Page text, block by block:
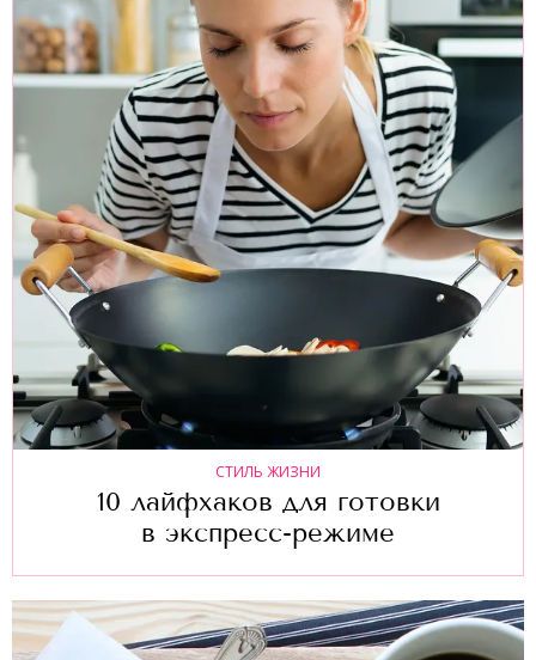
СТИЛЬ ЖИЗНИ
10 лайфхаков для готовки
в экспресс-режиме